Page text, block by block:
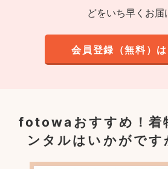
どをいち早くお届
会員登録（無料）
fotowaおすすめ！着
ンタルはいかがです